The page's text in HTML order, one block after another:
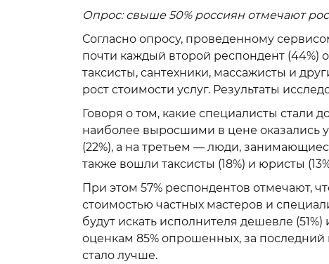
Опрос: свыше 50% россиян отмечают
Согласно опросу, проведенному
почти каждый второй респондент (44%)
таксисты, сантехники, массажисты и
рост стоимости услуг. Результаты
Говоря о том, какие специалисты стали
наиболее выросшими в цене оказались
(22%), а на третьем — люди,
также вошли таксисты (18%) и юристы
При этом 57% респондентов отмечают,
стоимостью частных мастеров и
будут искать исполнителя дешевле
оценкам 85% опрошенных, за последний
стало лучше.